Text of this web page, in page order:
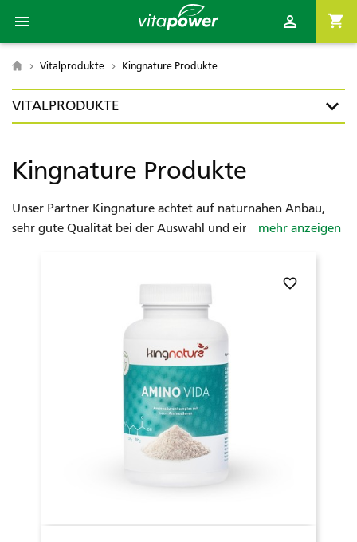
 shopping_cart

Vitalprodukte Kingnature Produkte
VITALPRODUKTE
Kingnature Produkte
Unser Partner Kingnature achtet auf naturnahen Anbau,
sehr gute Qualität bei der Auswahl und eine schonende
Privatkunden, aber auch Reseller und Therapeuten erhalten
bei uns die gleichen Preise wie bei Kingnature.
mehr anzeigen
favorite_border